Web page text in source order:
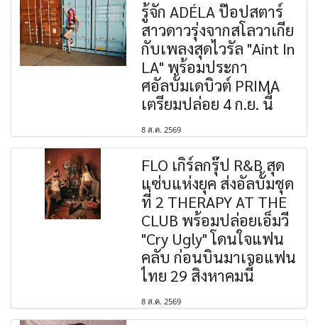
รู้จัก ADÉLA ป๊อปสตาร์
สาวดาวรุ่งจากสโลวาเกีย
กับเพลงสุดไวรัล "Aint In
LA" พร้อมประกา
ศอัลบั้มเดบิวต์ PRIMA
เตรียมปล่อย 4 ก.ย. นี้
8 ส.ค. 2569
FLO เกิร์ลกรุ๊ป R&B สุด
แซ่บแห่งยุค ส่งอัลบั้มชุด
ที่ 2 THERAPY AT THE
CLUB พร้อมปล่อยเอ็มวี
"Cry Ugly" โดนใจแฟน
คลับ ก่อนบินมาเจอแฟน
ไทย 29 สิงหาคมนี้
8 ส.ค. 2569